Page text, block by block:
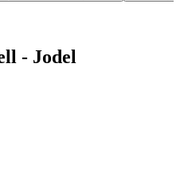
- Jodel